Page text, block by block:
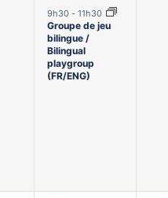
évènement,
9h30-11h30
Groupe de jeu
bilingue /
Bilingual
playgroup
(FR/ENG)